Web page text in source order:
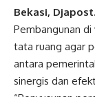
Bekasi,
Pembangunan di
tata ruang agar
antara
sinergis dan